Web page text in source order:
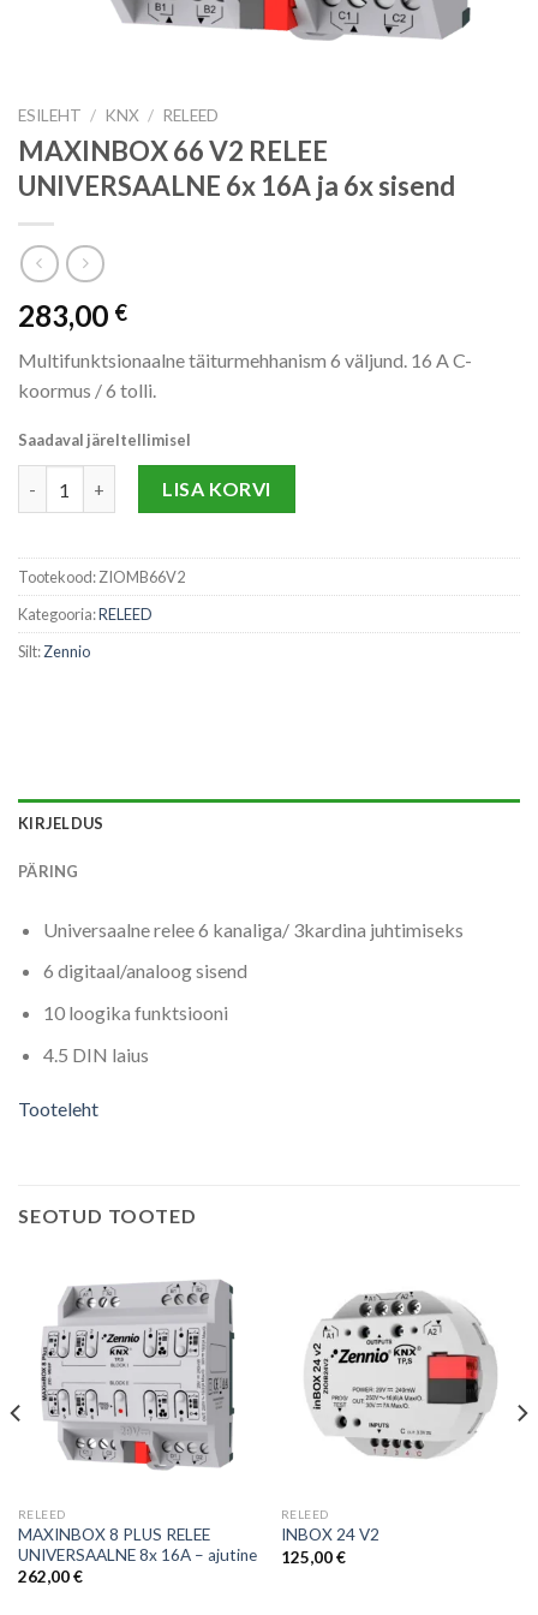
ESILEHT / KNX / RELEED
MAXINBOX 66 V2 RELEE
UNIVERSAALNE 6x 16A ja 6x sisend
283,00 €
Multifunktsionaalne täiturmehhanism 6 väljund. 16 A C-
koormus / 6 tolli.
Saadaval järeltellimisel
LISA KORVI
Tootekood:ZIOMB66V2
Kategooria:RELEED
Silt:Zennio
KIRJELDUS
PÄRING
Universaalne relee 6 kanaliga/ 3kardina juhtimiseks
6 digitaal/analoog sisend
10 loogika funktsiooni
4.5 DIN laius
Tooteleht
SEOTUD TOOTED
RELEED
MAXINBOX 8 PLUS RELEE
UNIVERSAALNE 8x 16A – ajutine
262,00€
RELEED
INBOX 24 V2
125,00€